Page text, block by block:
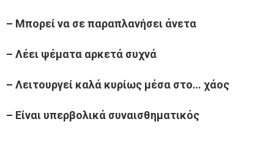
– Μπορεί να σε παραπλανήσει άνετα
– Λέει ψέματα αρκετά συχνά
– Λειτουργεί καλά κυρίως μέσα στο… χάος
– Είναι υπερβολικά συναισθηματικός